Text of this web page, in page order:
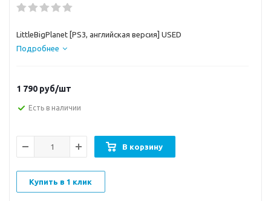
LittleBigPlanet [PS3, английская версия] USED
Подробнее
1 790 руб/шт
Есть в наличии
В корзину
Купить в 1 клик